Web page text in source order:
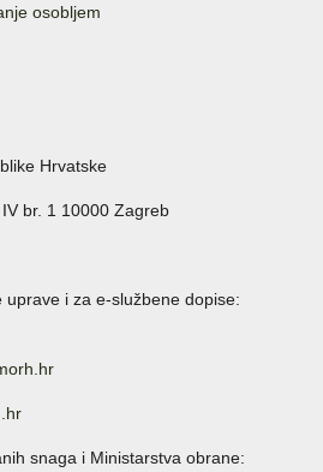
osobljem
Hrvatske
br. 1 10000 Zagreb
i za e-službene dopise:
snaga i Ministarstva obrane: